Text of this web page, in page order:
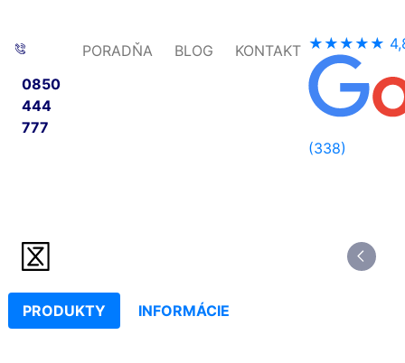
0850
444
777
PORADŇA BLOG KONTAKT ★★★★★
(338)
PRODUKTY INFORMÁCIE